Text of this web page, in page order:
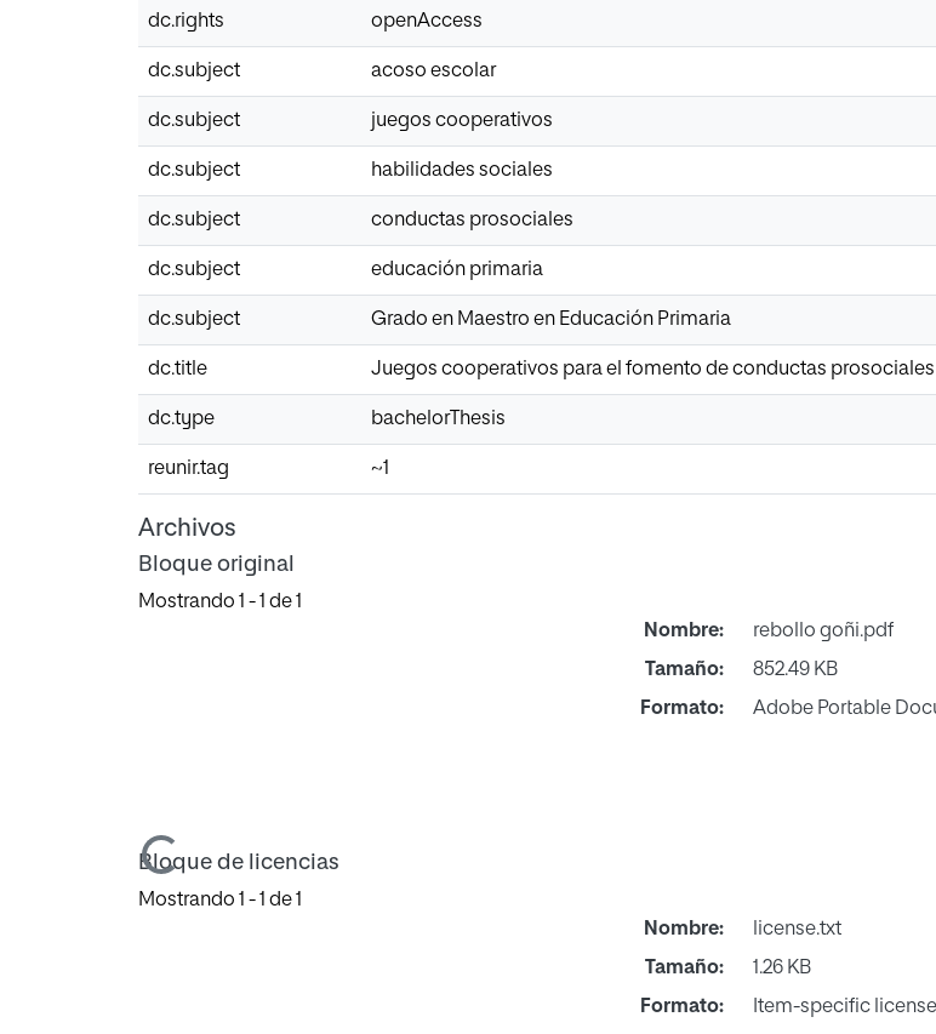
dc.rights openAccess
dc.subject acoso escolar
dc.subject juegos cooperativos
dc.subject habilidades sociales
dc.subject conductas prosociales
dc.subject educación primaria
dc.subject Grado en Maestro en Educación Primaria
dc.title Juegos cooperativos para el fomento de conductas
dc.type bachelorThesis
reunir.tag ~1
Archivos
Bloque original
Mostrando 1 - 1 de 1
Cargando...
Nombre:
rebollo goñi.pdf
Tamaño:
852.49 KB
Formato:
Adobe Portable
Bloque de licencias
Mostrando 1 - 1 de 1
Nombre:
license.txt
Tamaño:
1.26 KB
Formato:
Item-specific